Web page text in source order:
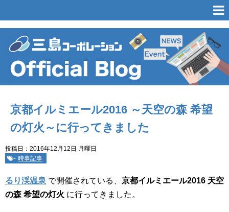
京都イルミエール2016 ～天空の森 希望
の灯火～に行ってきました
投稿日：2016年12月12日 月曜日
- 時事記事
るり渓温泉 で開催されている、 京都イルミエール2016 天空
の森 希望の灯火 に行ってきました。